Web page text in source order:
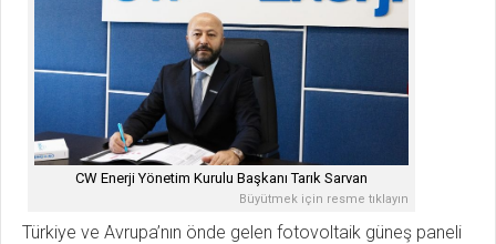
CW Enerji Yönetim Kurulu Başkanı Tarık Sarvan
Büyütmek için resme tıklayın
Türkiye ve Avrupa’nın önde gelen fotovoltaik güneş paneli